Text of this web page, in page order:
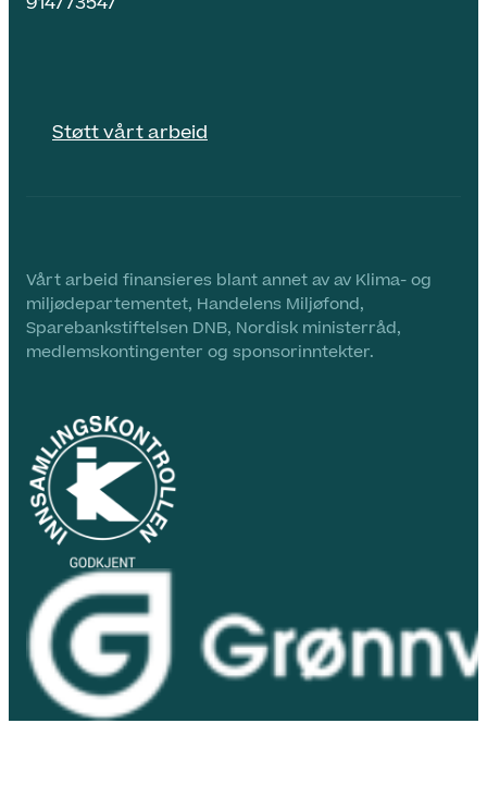
Støtt vårt arbeid
Vårt arbeid finansieres blant annet av av Klima- og
miljødepartementet, Handelens Miljøfond,
Sparebankstiftelsen DNB, Nordisk ministerråd,
medlemskontingenter og sponsorinntekter.